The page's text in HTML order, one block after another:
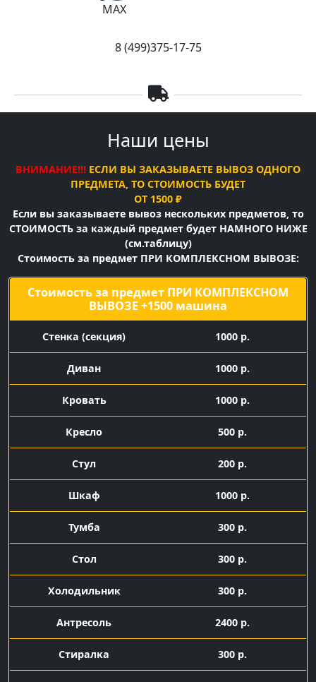
MAX
8 (499)375-17-75
Наши цены
ВНИМАНИЕ!!! ЕСЛИ ВЫ ЗАКАЗЫВАЕТЕ ВЫВОЗ ОДНОГО
ПРЕДМЕТА, ТО СТОИМОСТЬ БУДЕТ
ОТ 1500 ₽
Если вы заказываете вывоз нескольких предметов, то
СТОИМОСТЬ за каждый предмет будет НАМНОГО НИЖЕ
(см.таблицу)
Стоимость за предмет ПРИ КОМПЛЕКСНОМ ВЫВОЗЕ:
Стоимость за предмет ПРИ КОМПЛЕКСНОМ
ВЫВОЗЕ +1500 машина
Cтенка (секция) 1000 р.
Диван 1000 р.
Кровать 1000 р.
Кресло 500 р.
Стул 200 р.
Шкаф 1000 р.
Тумба 300 р.
Стол 300 р.
Холодильник 300 р.
Антресоль 2400 р.
Стиралка 300 р.